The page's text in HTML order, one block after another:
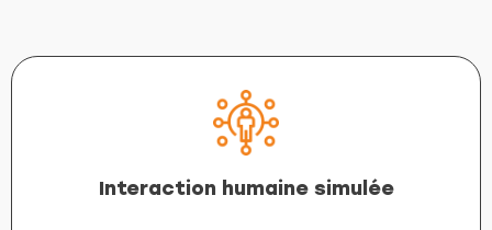
Interaction humaine simulée